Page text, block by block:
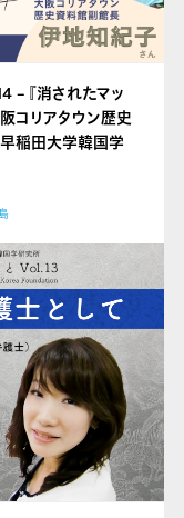
– 『消されたマッ
コリアタウン歴史
稲田大学韓国学